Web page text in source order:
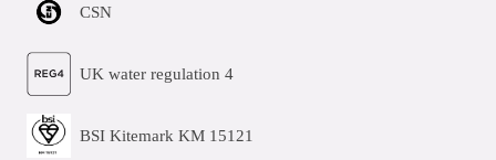
CSN
UK water regulation 4
BSI Kitemark KM 15121